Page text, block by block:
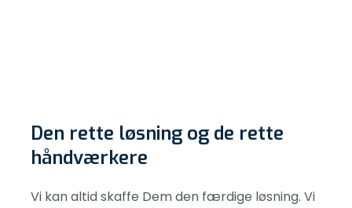
Den rette løsning og de rette
håndværkere
Vi kan altid skaffe Dem den færdige løsning. Vi